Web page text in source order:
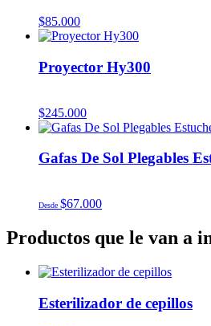
$85.000
Proyector Hy300
$245.000
Gafas De Sol Plegables
Desde $67.000
Productos que le van a
Esterilizador de cepillos